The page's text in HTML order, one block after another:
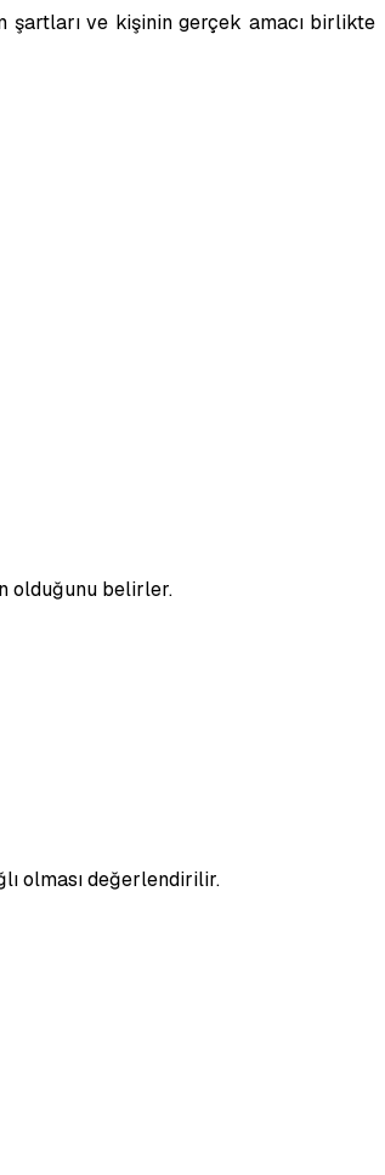
ve kişinin gerçek amacı birlikte
olduğunu belirler.
olması değerlendirilir.